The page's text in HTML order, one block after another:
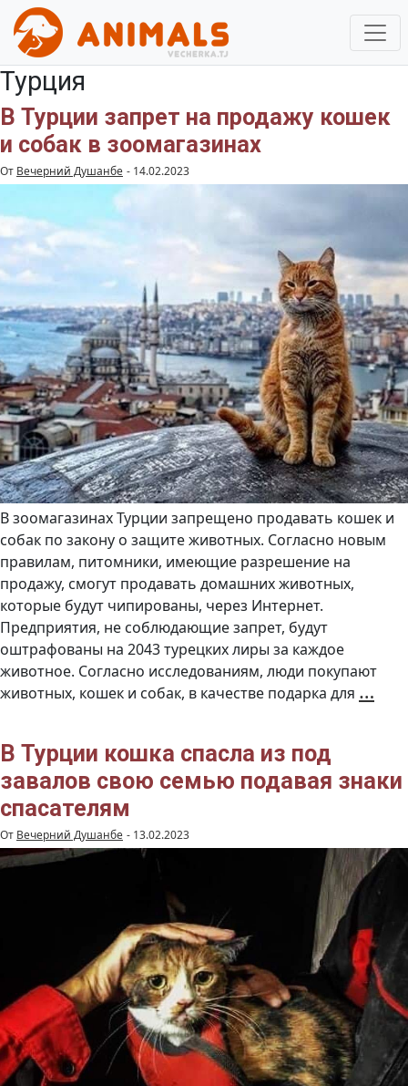
Турция
В Турции запрет на продажу кошек
и собак в зоомагазинах
От Вечерний Душанбе - 14.02.2023
В зоомагазинах Турции запрещено продавать кошек и
собак по закону о защите животных. Согласно новым
правилам, питомники, имеющие разрешение на
продажу, смогут продавать домашних животных,
которые будут чипированы, через Интернет.
Предприятия, не соблюдающие запрет, будут
оштрафованы на 2043 турецких лиры за каждое
животное. Согласно исследованиям, люди покупают
животных, кошек и собак, в качестве подарка для …
в
В Турции кошка спасла из под
завалов свою семью подавая знаки
спасателям
От Вечерний Душанбе - 13.02.2023